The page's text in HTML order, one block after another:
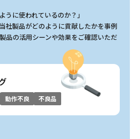
うに使われているのか？」
社製品がどのように貢献したかを事例
品の活用シーンや効果をご確認いただ
動作不良 不良品